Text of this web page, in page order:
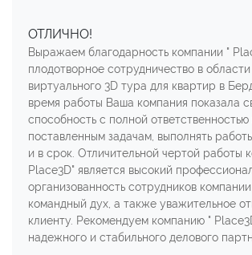
ОТЛИЧНО!
Выражаем благодарность компании "
плодотворное сотрудничество в
виртуального 3D тура для квартир в
время работы Ваша компания показала
способность с полной ответственностью
поставленным задачам, выполнять
и в срок. Отличительной чертой работы
Place3D" является высокий
организованность сотрудников
командный дух, а также уважительное
клиенту. Рекомендуем компанию "
надежного и стабильного делового